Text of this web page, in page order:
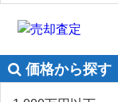
価格から探す